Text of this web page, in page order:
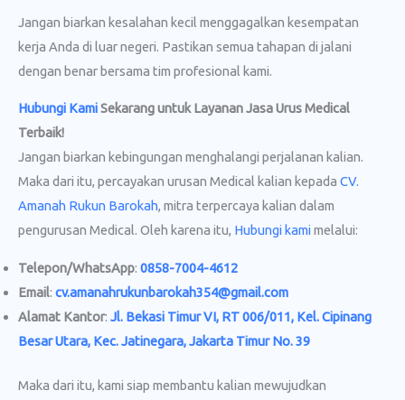
Jangan biarkan kesalahan kecil menggagalkan kesempatan
kerja Anda di luar negeri. Pastikan semua tahapan di jalani
dengan benar bersama tim profesional kami.
Hubungi KamiSekarang untuk Layanan Jasa Urus Medical
Terbaik!
Jangan biarkan kebingungan menghalangi perjalanan kalian.
Maka dari itu, percayakan urusan Medical kalian kepada CV.
Amanah Rukun Barokah, mitra terpercaya kalian dalam
pengurusan Medical. Oleh karena itu, Hubungi kamimelalui:
Telepon/WhatsApp: 0858-7004-4612
Email: cv.amanahrukunbarokah354@gmail.com
Alamat Kantor: Jl. Bekasi Timur VI, RT 006/011, Kel. Cipinang
Besar Utara, Kec. Jatinegara, Jakarta Timur No. 39
Maka dari itu, kami siap membantu kalian mewujudkan